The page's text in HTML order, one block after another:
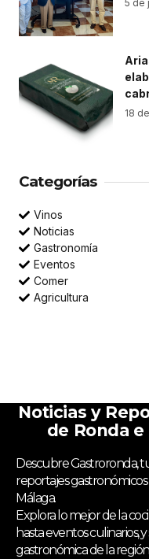
5 de
18
Categorías
Vinos
Noticias
Gastronomía
Eventos
Comer
Agricultura
Noticias y
de Ronda
Descubre Gastroronda,
reportajes
Málaga.
Explora lo mejor de la
hasta eventos culinarios,
gastronómica de la región.